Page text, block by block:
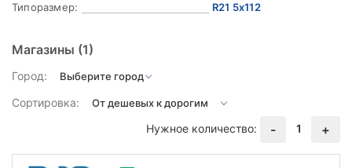
Типоразмер:
R21 5x112
Магазины (1)
Город:
Сортировка:
Нужное количество:
- 1 +